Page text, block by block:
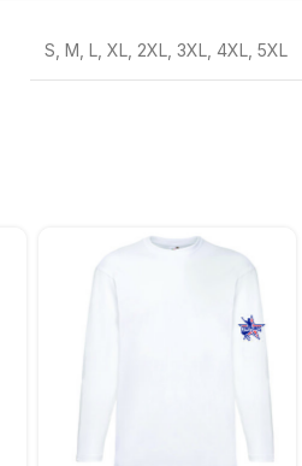
S M L XL 2XL 3XL 4XL 5XL